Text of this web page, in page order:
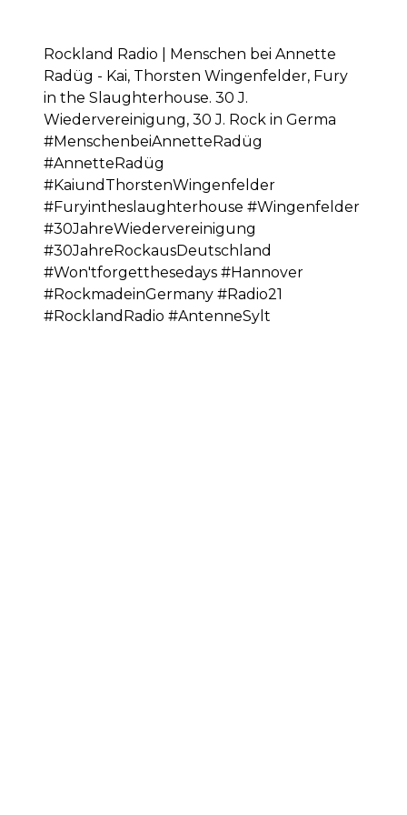
Rockland Radio | Menschen bei Annette
Radüg - Kai, Thorsten Wingenfelder, Fury
in the Slaughterhouse. 30 J.
Wiedervereinigung, 30 J. Rock in Germa
#MenschenbeiAnnetteRadüg
#AnnetteRadüg
#KaiundThorstenWingenfelder
#Furyintheslaughterhouse #Wingenfelder
#30JahreWiedervereinigung
#30JahreRockausDeutschland
#Won'tforgetthesedays #Hannover
#RockmadeinGermany #Radio21
#RocklandRadio #AntenneSylt